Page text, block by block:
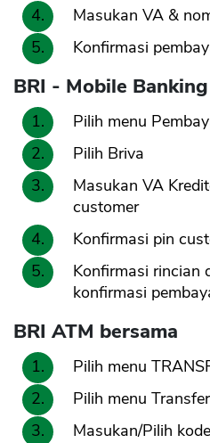
Masukan VA &
Konfirmasi
BRI - Mobile Banking
Pilih menu
Pilih Briva
Masukan VA
customer
Konfirmasi pin
Konfirmasi rincian
konfirmasi
BRI ATM bersama
Pilih menu
Pilih menu
Masukan/Pilih